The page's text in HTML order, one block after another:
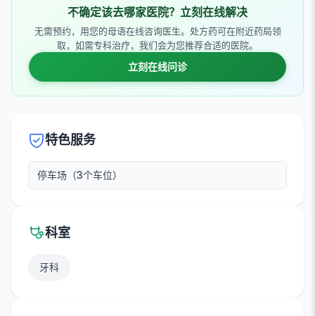
不确定该去哪家医院？立刻在线解决
无需预约，用您的母语在线咨询医生。处方药可在附近药局领
取，如需专科治疗，我们会为您推荐合适的医院。
立刻在线问诊
特色服务
停车场（3个车位）
科室
牙科